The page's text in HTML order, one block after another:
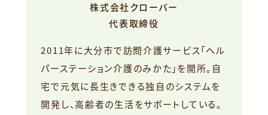
株式会社クローバー
代表取締役
2011年に大分市で訪問介護サービス「ヘル
パーステーション介護のみかた」を開所。自
宅で元気に長生きできる独自のシステムを
開発し、高齢者の生活をサポートしている。